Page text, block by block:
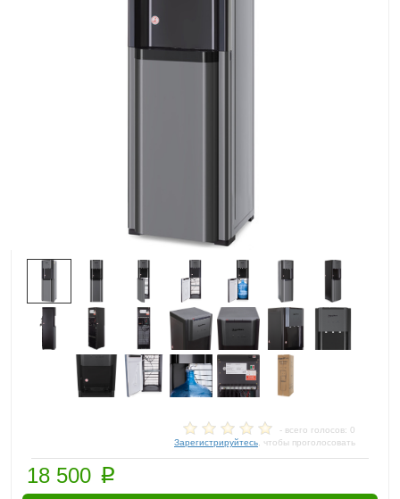
- всего голосов: 0
Зарегистрируйтесь , чтобы проголосовать
18 500 p